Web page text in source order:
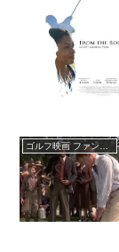
ゴルフ映画 ファンタジー | SF